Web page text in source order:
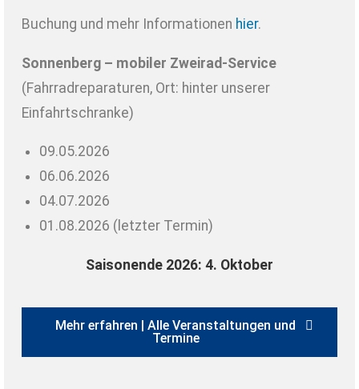
Buchung und mehr Informationen hier.
Sonnenberg – mobiler Zweirad-Service
(Fahrradreparaturen, Ort: hinter unserer
Einfahrtschranke)
09.05.2026
06.06.2026
04.07.2026
01.08.2026 (letzter Termin)
Saisonende 2026: 4. Oktober
Mehr erfahren | Alle Veranstaltungen und
Termine